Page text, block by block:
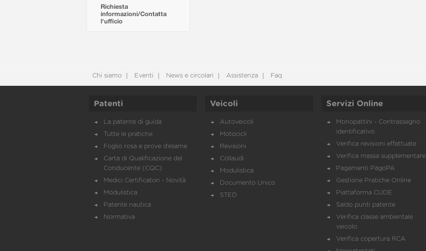
Richiesta
informazioni/Contatta
l'ufficio
Chi siamo Eventi News e circolari Assistenza Faq
Patenti
La patente di guida
Tutte le pratiche
Foglio rosa e prove d’esame
Carta di Qualificazione del
Conducente (CQC)
Medici Certificatori - Novità
Modulistica
Patente nautica
Normativa
Veicoli
Autoveicoli
Motocicli
Revisioni
Collaudi
Modulistica
Documento Unico
STED
Servizi Online
Monopattini - Contrassegno
identificativo
Verifica revisioni effettuate
Verifica massa supplementare
Pagamenti PagoPA
Gestione Pratiche Online
Piattaforma CUDE
Saldo punti patente
Verifica classe ambientale
veicolo
Verifica copertura RCA